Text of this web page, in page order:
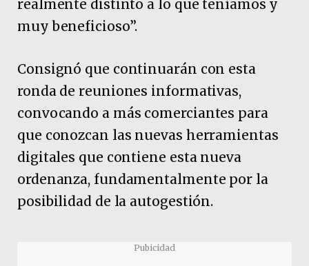
realmente distinto a lo que teníamos y
muy beneficioso”.
Consignó que continuarán con esta
ronda de reuniones informativas,
convocando a más comerciantes para
que conozcan las nuevas herramientas
digitales que contiene esta nueva
ordenanza, fundamentalmente por la
posibilidad de la autogestión.
Pubicidad